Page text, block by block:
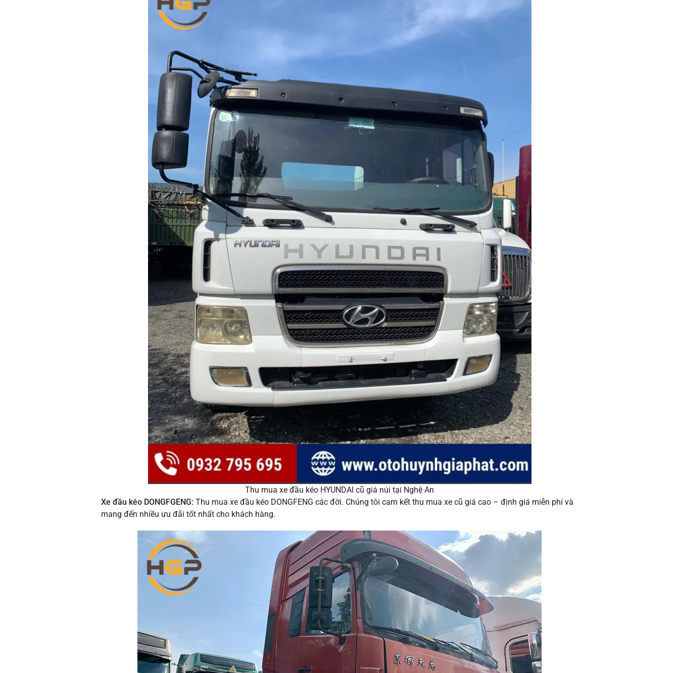
Thu mua xe đầu kéo HYUNDAI cũ giá núi tại Nghệ An
Xe đầu kéo DONGFGENG: Thu mua xe đầu kéo DONGFENG các đời. Chúng tôi cam kết thu mua xe cũ giá cao – định giá miễn phí và
mang đến nhiều ưu đãi tốt nhất cho khách hàng.